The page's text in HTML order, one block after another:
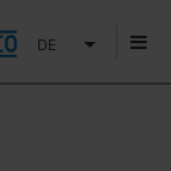
DE